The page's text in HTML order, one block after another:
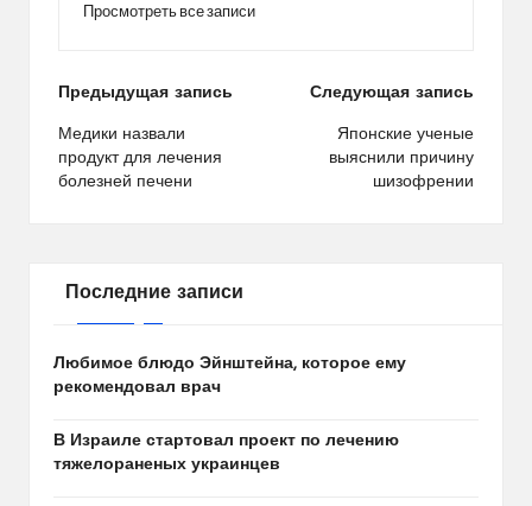
Просмотреть все записи
Навигация
по
записям
Предыдущая запись
Медики назвали
продукт для лечения
болезней печени
Следующая запись
Японские ученые
выяснили причину
шизофрении
Последние записи
Любимое блюдо Эйнштейна, которое ему
рекомендовал врач
В Израиле стартовал проект по лечению
тяжелораненых украинцев